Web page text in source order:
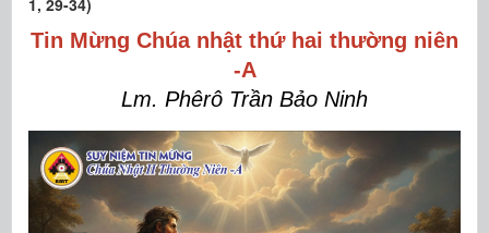
1, 29-34)
Tin Mừng Chúa nhật thứ hai thường niên
-A
Lm. Phêrô Trần Bảo Ninh